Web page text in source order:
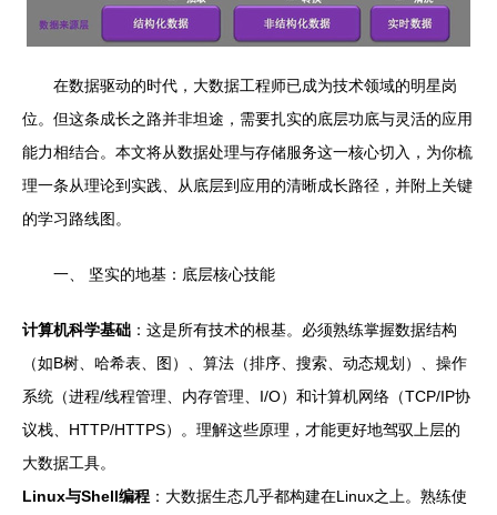
在数据驱动的时代，大数据工程师已成为技术领域的明星岗
位。但这条成长之路并非坦途，需要扎实的底层功底与灵活的应用
能力相结合。本文将从数据处理与存储服务这一核心切入，为你梳
理一条从理论到实践、从底层到应用的清晰成长路径，并附上关键
的学习路线图。
一、 坚实的地基：底层核心技能
计算机科学基础 ：这是所有技术的根基。必须熟练掌握数据结构
（如B树、哈希表、图）、算法（排序、搜索、动态规划）、操作
系统（进程/线程管理、内存管理、I/O）和计算机网络（TCP/IP协
议栈、HTTP/HTTPS）。理解这些原理，才能更好地驾驭上层的
大数据工具。
Linux与Shell编程 ：大数据生态几乎都构建在Linux之上。熟练使